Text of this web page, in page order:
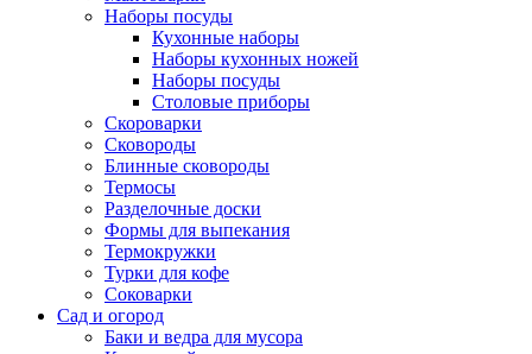
Наборы посуды
Кухонные наборы
Наборы кухонных ножей
Наборы посуды
Столовые приборы
Скороварки
Сковороды
Блинные сковороды
Термосы
Разделочные доски
Формы для выпекания
Термокружки
Турки для кофе
Соковарки
Сад и огород
Баки и ведра для мусора